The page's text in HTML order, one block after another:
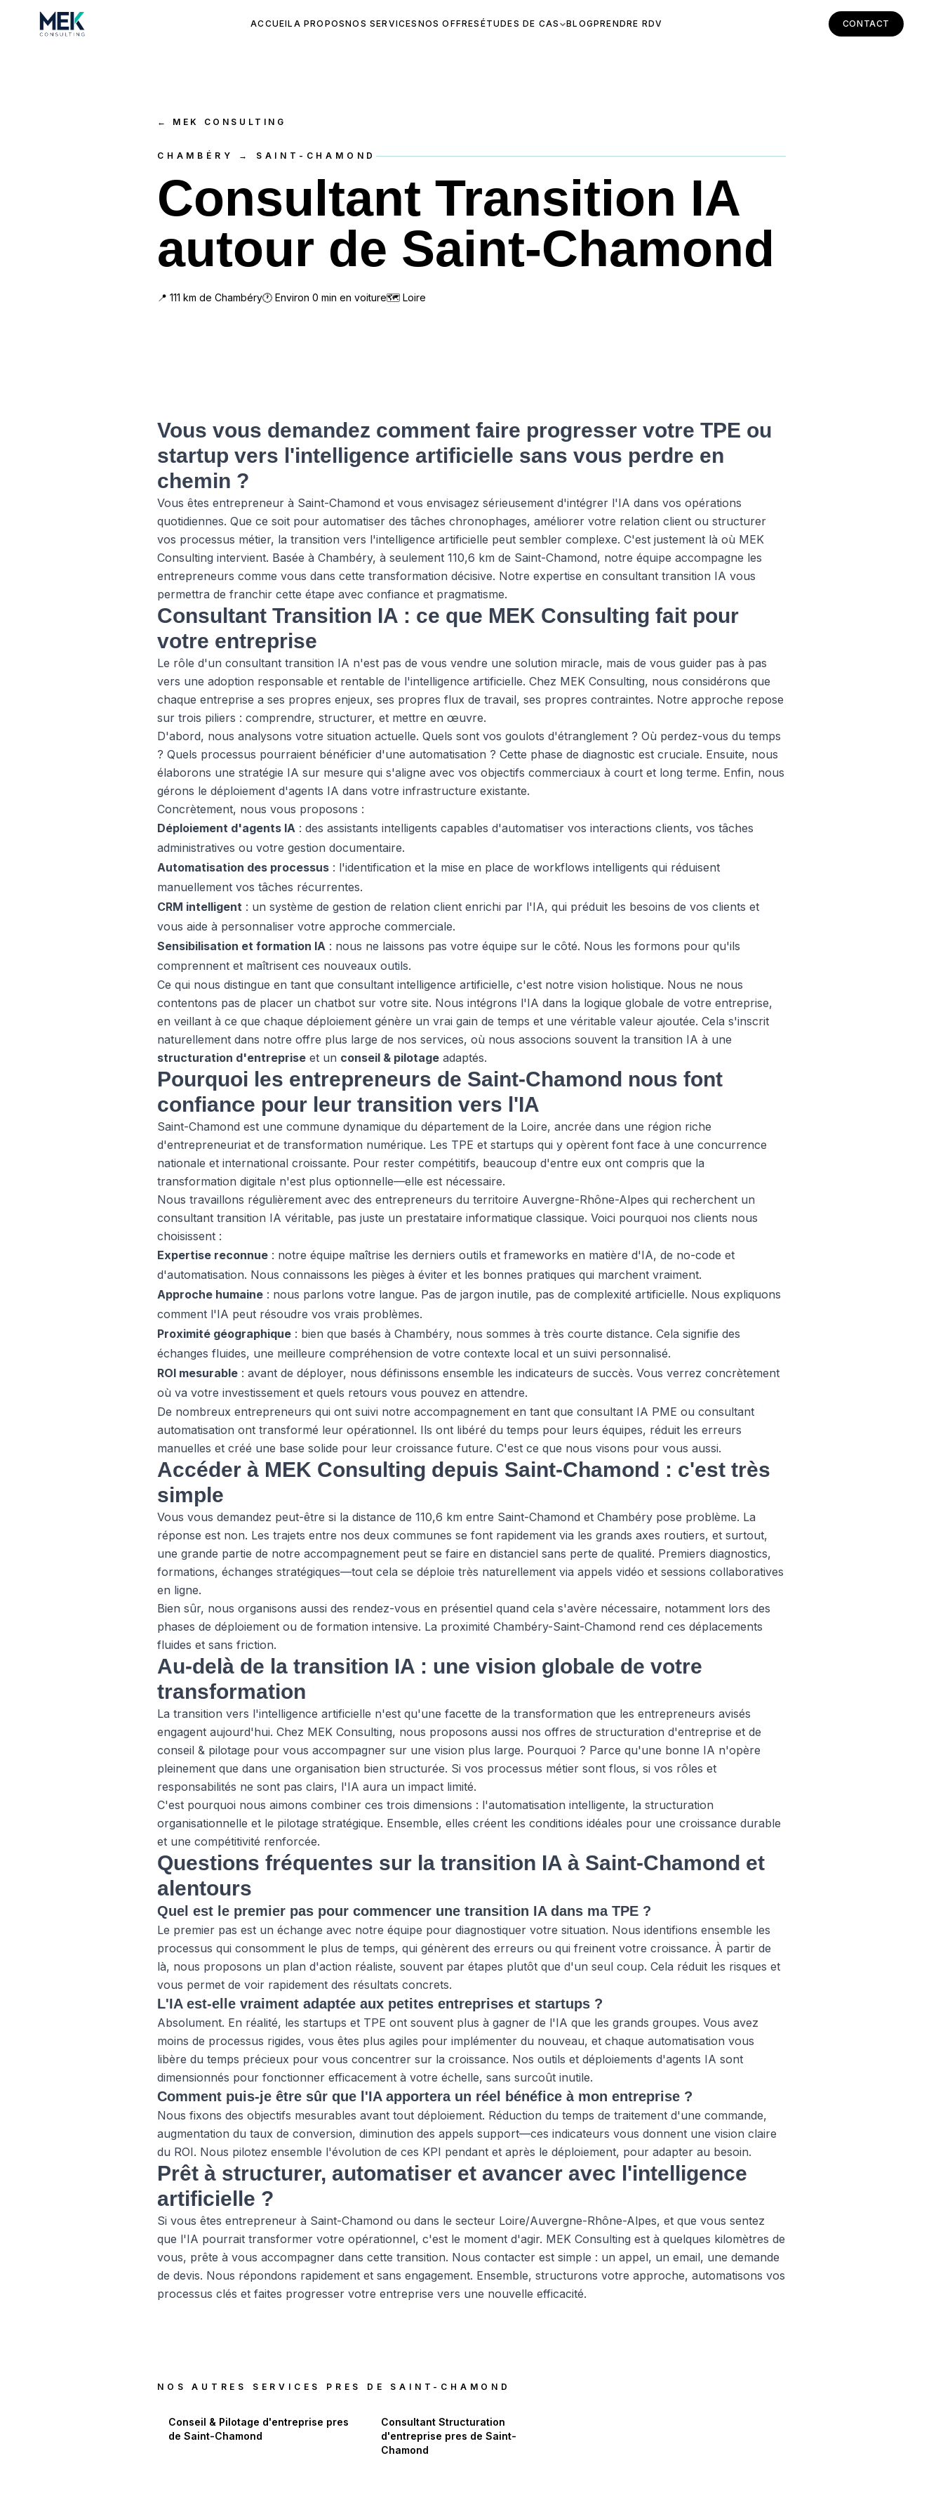
ACCUEIL A PROPOSNOS SERVICES NOS OFFRES ÉTUDES DE CAS BLOGPRENDRE RDV CONTACT
← MEK CONSULTING
CHAMBÉRY → SAINT-CHAMOND
Consultant Transition IA
autour de Saint-Chamond
📍 111 km de Chambéry🕐 Environ 0 min en voiture🗺 Loire
Vous vous demandez comment faire progresser votre TPE ou
startup vers l'intelligence artificielle sans vous perdre en
chemin ?
Vous êtes entrepreneur à Saint-Chamond et vous envisagez sérieusement d'intégrer l'IA dans vos opérations
quotidiennes. Que ce soit pour automatiser des tâches chronophages, améliorer votre relation client ou structurer
vos processus métier, la transition vers l'intelligence artificielle peut sembler complexe. C'est justement là où MEK
Consulting intervient. Basée à Chambéry, à seulement 110,6 km de Saint-Chamond, notre équipe accompagne les
entrepreneurs comme vous dans cette transformation décisive. Notre expertise en consultant transition IA vous
permettra de franchir cette étape avec confiance et pragmatisme.
Consultant Transition IA : ce que MEK Consulting fait pour
votre entreprise
Le rôle d'un consultant transition IA n'est pas de vous vendre une solution miracle, mais de vous guider pas à pas
vers une adoption responsable et rentable de l'intelligence artificielle. Chez MEK Consulting, nous considérons que
chaque entreprise a ses propres enjeux, ses propres flux de travail, ses propres contraintes. Notre approche repose
sur trois piliers : comprendre, structurer, et mettre en œuvre.
D'abord, nous analysons votre situation actuelle. Quels sont vos goulots d'étranglement ? Où perdez-vous du temps
? Quels processus pourraient bénéficier d'une automatisation ? Cette phase de diagnostic est cruciale. Ensuite, nous
élaborons une stratégie IA sur mesure qui s'aligne avec vos objectifs commerciaux à court et long terme. Enfin, nous
gérons le déploiement d'agents IA dans votre infrastructure existante.
Concrètement, nous vous proposons :
Déploiement d'agents IA : des assistants intelligents capables d'automatiser vos interactions clients, vos tâches
administratives ou votre gestion documentaire.
Automatisation des processus : l'identification et la mise en place de workflows intelligents qui réduisent
manuellement vos tâches récurrentes.
CRM intelligent : un système de gestion de relation client enrichi par l'IA, qui préduit les besoins de vos clients et
vous aide à personnaliser votre approche commerciale.
Sensibilisation et formation IA : nous ne laissons pas votre équipe sur le côté. Nous les formons pour qu'ils
comprennent et maîtrisent ces nouveaux outils.
Ce qui nous distingue en tant que consultant intelligence artificielle, c'est notre vision holistique. Nous ne nous
contentons pas de placer un chatbot sur votre site. Nous intégrons l'IA dans la logique globale de votre entreprise,
en veillant à ce que chaque déploiement génère un vrai gain de temps et une véritable valeur ajoutée. Cela s'inscrit
naturellement dans notre offre plus large de nos services, où nous associons souvent la transition IA à une
structuration d'entreprise et un conseil & pilotage adaptés.
Pourquoi les entrepreneurs de Saint-Chamond nous font
confiance pour leur transition vers l'IA
Saint-Chamond est une commune dynamique du département de la Loire, ancrée dans une région riche
d'entrepreneuriat et de transformation numérique. Les TPE et startups qui y opèrent font face à une concurrence
nationale et international croissante. Pour rester compétitifs, beaucoup d'entre eux ont compris que la
transformation digitale n'est plus optionnelle—elle est nécessaire.
Nous travaillons régulièrement avec des entrepreneurs du territoire Auvergne-Rhône-Alpes qui recherchent un
consultant transition IA véritable, pas juste un prestataire informatique classique. Voici pourquoi nos clients nous
choisissent :
Expertise reconnue : notre équipe maîtrise les derniers outils et frameworks en matière d'IA, de no-code et
d'automatisation. Nous connaissons les pièges à éviter et les bonnes pratiques qui marchent vraiment.
Approche humaine : nous parlons votre langue. Pas de jargon inutile, pas de complexité artificielle. Nous expliquons
comment l'IA peut résoudre vos vrais problèmes.
Proximité géographique : bien que basés à Chambéry, nous sommes à très courte distance. Cela signifie des
échanges fluides, une meilleure compréhension de votre contexte local et un suivi personnalisé.
ROI mesurable : avant de déployer, nous définissons ensemble les indicateurs de succès. Vous verrez concrètement
où va votre investissement et quels retours vous pouvez en attendre.
De nombreux entrepreneurs qui ont suivi notre accompagnement en tant que consultant IA PME ou consultant
automatisation ont transformé leur opérationnel. Ils ont libéré du temps pour leurs équipes, réduit les erreurs
manuelles et créé une base solide pour leur croissance future. C'est ce que nous visons pour vous aussi.
Accéder à MEK Consulting depuis Saint-Chamond : c'est très
simple
Vous vous demandez peut-être si la distance de 110,6 km entre Saint-Chamond et Chambéry pose problème. La
réponse est non. Les trajets entre nos deux communes se font rapidement via les grands axes routiers, et surtout,
une grande partie de notre accompagnement peut se faire en distanciel sans perte de qualité. Premiers diagnostics,
formations, échanges stratégiques—tout cela se déploie très naturellement via appels vidéo et sessions collaboratives
en ligne.
Bien sûr, nous organisons aussi des rendez-vous en présentiel quand cela s'avère nécessaire, notamment lors des
phases de déploiement ou de formation intensive. La proximité Chambéry-Saint-Chamond rend ces déplacements
fluides et sans friction.
Au-delà de la transition IA : une vision globale de votre
transformation
La transition vers l'intelligence artificielle n'est qu'une facette de la transformation que les entrepreneurs avisés
engagent aujourd'hui. Chez MEK Consulting, nous proposons aussi nos offres de structuration d'entreprise et de
conseil & pilotage pour vous accompagner sur une vision plus large. Pourquoi ? Parce qu'une bonne IA n'opère
pleinement que dans une organisation bien structurée. Si vos processus métier sont flous, si vos rôles et
responsabilités ne sont pas clairs, l'IA aura un impact limité.
C'est pourquoi nous aimons combiner ces trois dimensions : l'automatisation intelligente, la structuration
organisationnelle et le pilotage stratégique. Ensemble, elles créent les conditions idéales pour une croissance durable
et une compétitivité renforcée.
Questions fréquentes sur la transition IA à Saint-Chamond et
alentours
Quel est le premier pas pour commencer une transition IA dans ma TPE ?
Le premier pas est un échange avec notre équipe pour diagnostiquer votre situation. Nous identifions ensemble les
processus qui consomment le plus de temps, qui génèrent des erreurs ou qui freinent votre croissance. À partir de
là, nous proposons un plan d'action réaliste, souvent par étapes plutôt que d'un seul coup. Cela réduit les risques et
vous permet de voir rapidement des résultats concrets.
L'IA est-elle vraiment adaptée aux petites entreprises et startups ?
Absolument. En réalité, les startups et TPE ont souvent plus à gagner de l'IA que les grands groupes. Vous avez
moins de processus rigides, vous êtes plus agiles pour implémenter du nouveau, et chaque automatisation vous
libère du temps précieux pour vous concentrer sur la croissance. Nos outils et déploiements d'agents IA sont
dimensionnés pour fonctionner efficacement à votre échelle, sans surcoût inutile.
Comment puis-je être sûr que l'IA apportera un réel bénéfice à mon entreprise ?
Nous fixons des objectifs mesurables avant tout déploiement. Réduction du temps de traitement d'une commande,
augmentation du taux de conversion, diminution des appels support—ces indicateurs vous donnent une vision claire
du ROI. Nous pilotez ensemble l'évolution de ces KPI pendant et après le déploiement, pour adapter au besoin.
Prêt à structurer, automatiser et avancer avec l'intelligence
artificielle ?
Si vous êtes entrepreneur à Saint-Chamond ou dans le secteur Loire/Auvergne-Rhône-Alpes, et que vous sentez
que l'IA pourrait transformer votre opérationnel, c'est le moment d'agir. MEK Consulting est à quelques kilomètres de
vous, prête à vous accompagner dans cette transition. Nous contacter est simple : un appel, un email, une demande
de devis. Nous répondons rapidement et sans engagement. Ensemble, structurons votre approche, automatisons vos
processus clés et faites progresser votre entreprise vers une nouvelle efficacité.
NOS AUTRES SERVICES PRES DE SAINT-CHAMOND
Conseil & Pilotage d'entreprise pres
de Saint-Chamond
Consultant Structuration
d'entreprise pres de Saint-
Chamond